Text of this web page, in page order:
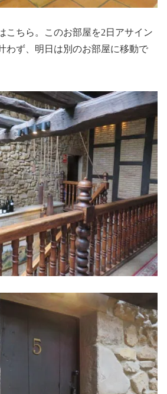
こちら。このお部屋を2日アサイン
わず、明日は別のお部屋に移動で